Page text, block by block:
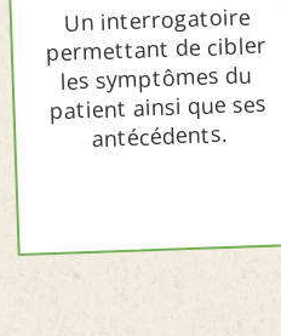
Un interrogatoire
permettant de cibler
les symptômes du
patient ainsi que ses
antécédents.